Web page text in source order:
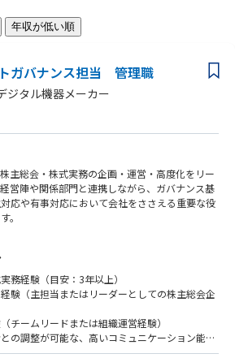
年収が低い順
ガバナンス担当 管理職
ジタル機器メーカー
主総会・株式実務の企画・運営・高度化をリー
営陣や関係部門と連携しながら、ガバナンス基
応や有事対応において会社をささえる重要な役
。
日・リハーサルの企画、シナリオ策定、招集通
日運営、バーチャル総会、予算）
管理、株主対応、取引先持ち株会事務局、証券
大量買付モニタリング）
資家対応（株主構成分析、機関投資家の議決権
（社用印章管理規程、株式関連規程等）の整
務経験（目安：3年以上）
験（主担当またはリーダーとしての株主総会企
チームリードまたは組織運営経験）
の調整が可能な、高いコミュニケーション能力
資料、法定開示資料等）